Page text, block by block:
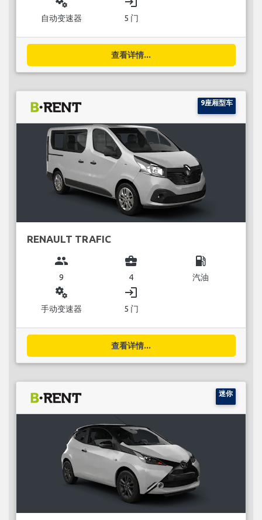
自动变速器 5 门
查看详情...
9座厢型车
RENAULT TRAFIC
group
9
business_center
4
local_gas_station
汽油
miscellaneous_services
手动变速器
login
5 门
查看详情...
迷你